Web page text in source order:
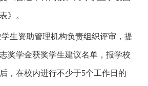
》。
生资助管理机构负责组织评审，提
奖学金获奖学生建议名单，报学校
，在校内进行不少于5个工作日的